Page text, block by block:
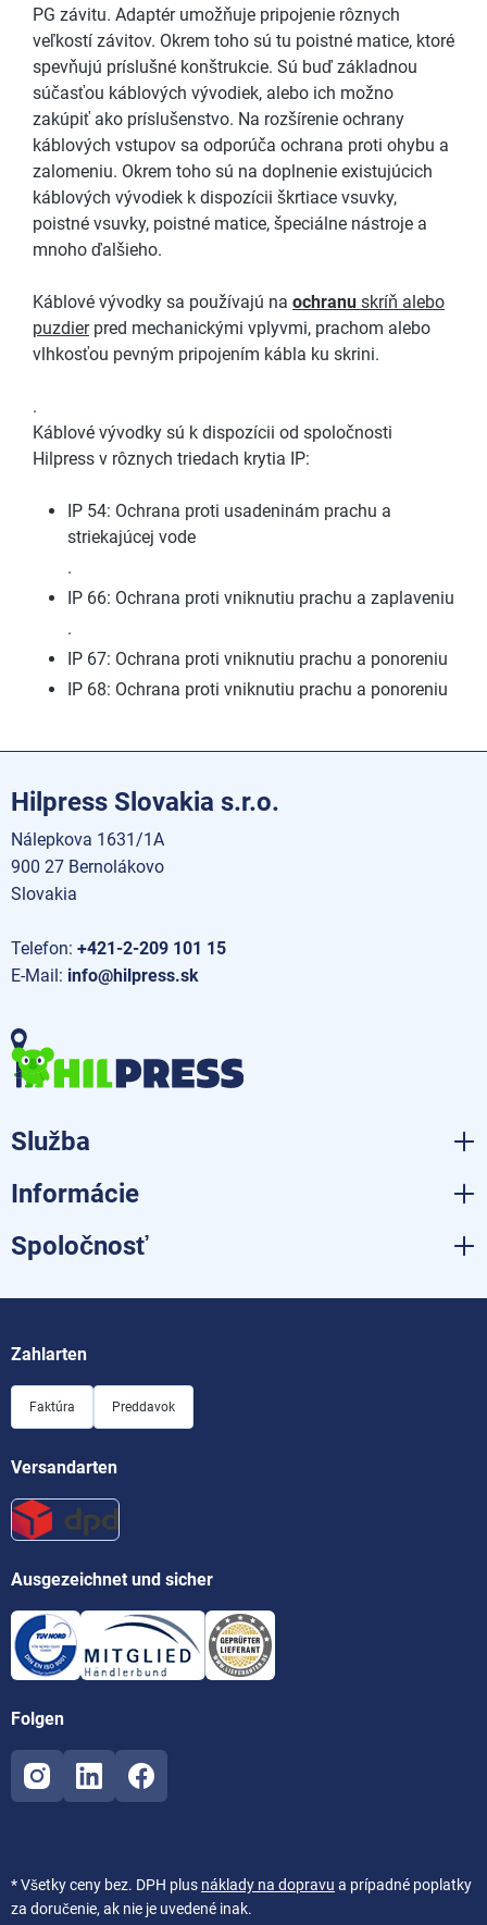
PG závitu. Adaptér umožňuje pripojenie rôznych
veľkostí závitov. Okrem toho sú tu poistné matice, ktoré
spevňujú príslušné konštrukcie. Sú buď základnou
súčasťou káblových vývodiek, alebo ich možno
zakúpiť ako príslušenstvo. Na rozšírenie ochrany
káblových vstupov sa odporúča ochrana proti ohybu a
zalomeniu. Okrem toho sú na doplnenie existujúcich
káblových vývodiek k dispozícii škrtiace vsuvky,
poistné vsuvky, poistné matice, špeciálne nástroje a
mnoho ďalšieho.
Káblové vývodky sa používajú na ochranu skríň alebo
puzdierpred mechanickými vplyvmi, prachom alebo
vlhkosťou pevným pripojením kábla ku skrini.
.
Káblové vývodky sú k dispozícii od spoločnosti
Hilpress v rôznych triedach krytia IP:
IP 54: Ochrana proti usadeninám prachu a
striekajúcej vode
.
IP 66: Ochrana proti vniknutiu prachu a zaplaveniu
.
IP 67: Ochrana proti vniknutiu prachu a ponoreniu
IP 68: Ochrana proti vniknutiu prachu a ponoreniu
Hilpress Slovakia s.r.o.
Nálepkova 1631/1A
900 27 Bernolákovo
Slovakia
Telefon: +421-2-209 101 15
E-Mail: info@hilpress.sk
Služba
Informácie
Spoločnosť
Zahlarten
Faktúra Preddavok
Versandarten
Ausgezeichnet und sicher
Folgen
* Všetky ceny bez. DPH plus náklady na dopravu a prípadné poplatky
za doručenie, ak nie je uvedené inak.